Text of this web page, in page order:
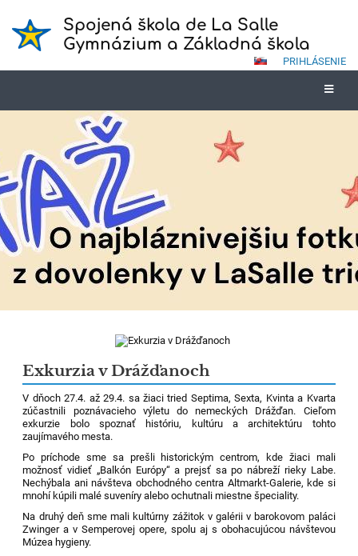
Spojená škola de La Salle
Gymnázium a Základná škola
PRIHLÁSENIE
Exkurzia v Drážďanoch
V dňoch 27.4. až 29.4. sa žiaci tried Septima, Sexta, Kvinta a Kvarta
zúčastnili poznávacieho výletu do nemeckých Drážďan. Cieľom
exkurzie bolo spoznať históriu, kultúru a architektúru tohto
zaujímavého mesta.
Po príchode sme sa prešli historickým centrom, kde žiaci mali
možnosť vidieť „Balkón Európy“ a prejsť sa po nábreží rieky Labe.
Nechýbala ani návšteva obchodného centra Altmarkt-Galerie, kde si
mnohí kúpili malé suveníry alebo ochutnali miestne špeciality.
Na druhý deň sme mali kultúrny zážitok v galérii v barokovom paláci
Zwinger a v Semperovej opere, spolu aj s obohacujúcou návštevou
Múzea hygieny.